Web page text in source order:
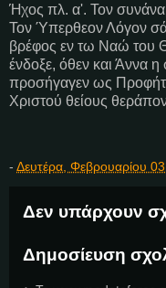
Ήχος πλ. α'. Τον
Τον Ύπερθεον Λόγον
βρέφος εν τω Ναώ του
ένδοξε, όθεν και Άννα
προσήγαγεν ως
Χριστού θείους
- Δευτέρα, Φεβρουαρίου
Δεν υπάρχουν
Δημοσίευση